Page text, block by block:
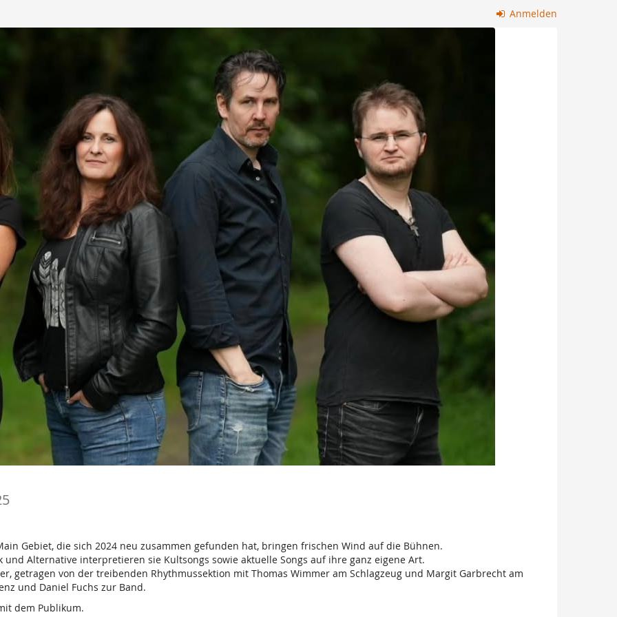
Anmelden
Gebiet, die sich 2024 neu zusammen gefunden hat, bringen frischen Wind auf die Bühnen.
und Alternative interpretieren sie Kultsongs sowie aktuelle Songs auf ihre ganz eigene Art.
getragen von der treibenden Rhythmussektion mit Thomas Wimmer am Schlagzeug und Margit Garbrecht am
und Daniel Fuchs zur Band.
dem Publikum.